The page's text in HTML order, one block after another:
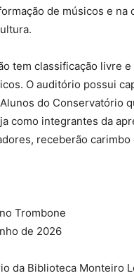
de músicos e na
tem classificação livre
O auditório possui
do Conservatório
como integrantes da
receberão carimbo
Trombone
de 2026
da Biblioteca Monteiro